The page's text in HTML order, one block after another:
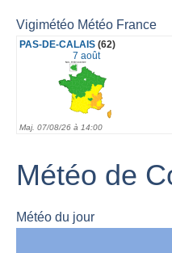
Vigimétéo Météo France
Météo de
Météo du jour